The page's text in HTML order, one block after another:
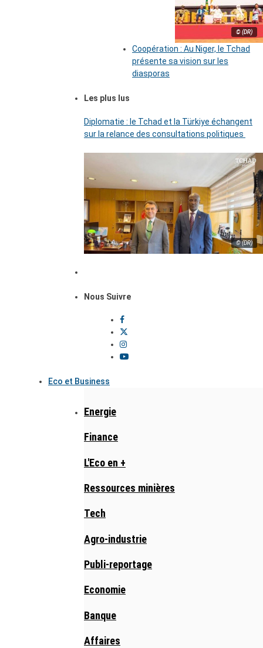
© (DR)
Coopération : Au Niger, le Tchad
présente sa vision sur les
diasporas
Les plus lus
Diplomatie : le Tchad et la Türkiye échangent
sur la relance des consultations politiques
© (DR)
Nous Suivre
Eco et Business
Energie
Finance
L'Eco en +
Ressources minières
Tech
Agro-industrie
Publi-reportage
Economie
Banque
Affaires